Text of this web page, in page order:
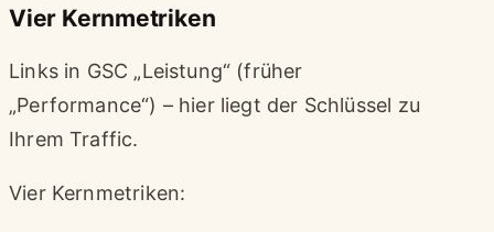
Vier Kernmetriken
Links in GSC „Leistung“ (früher
„Performance“) – hier liegt der Schlüssel zu
Ihrem Traffic.
Vier Kernmetriken: